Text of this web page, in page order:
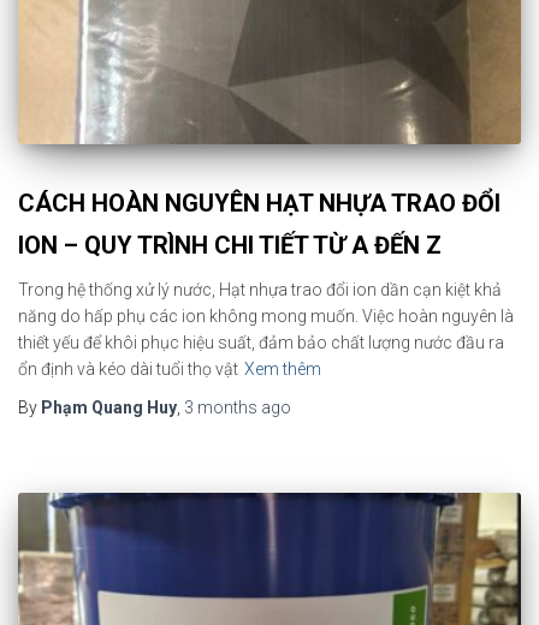
CÁCH HOÀN NGUYÊN HẠT NHỰA TRAO ĐỔI
ION – QUY TRÌNH CHI TIẾT TỪ A ĐẾN Z
Trong hệ thống xử lý nước, Hạt nhựa trao đổi ion dần cạn kiệt khả
năng do hấp phụ các ion không mong muốn. Việc hoàn nguyên là
thiết yếu để khôi phục hiệu suất, đảm bảo chất lượng nước đầu ra
ổn định và kéo dài tuổi thọ vật Xem thêm
By Phạm Quang Huy 3 months ago